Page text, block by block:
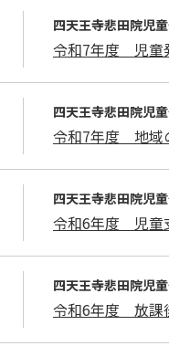
四天王寺悲⽥院児
令和7年度 児童
四天王寺悲⽥院児
令和7年度 地域
四天王寺悲⽥院児
令和6年度 児童
四天王寺悲⽥院児
令和6年度 放課